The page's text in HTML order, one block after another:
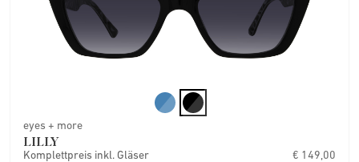
eyes + more
LILLY
Komplettpreis inkl. Gläser € 149,00